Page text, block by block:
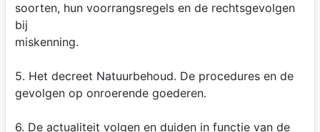
soorten, hun voorrangsregels en de rechtsgevolgen
bij
miskenning.
5. Het decreet Natuurbehoud. De procedures en de
gevolgen op onroerende goederen.
6. De actualiteit volgen en duiden in functie van de